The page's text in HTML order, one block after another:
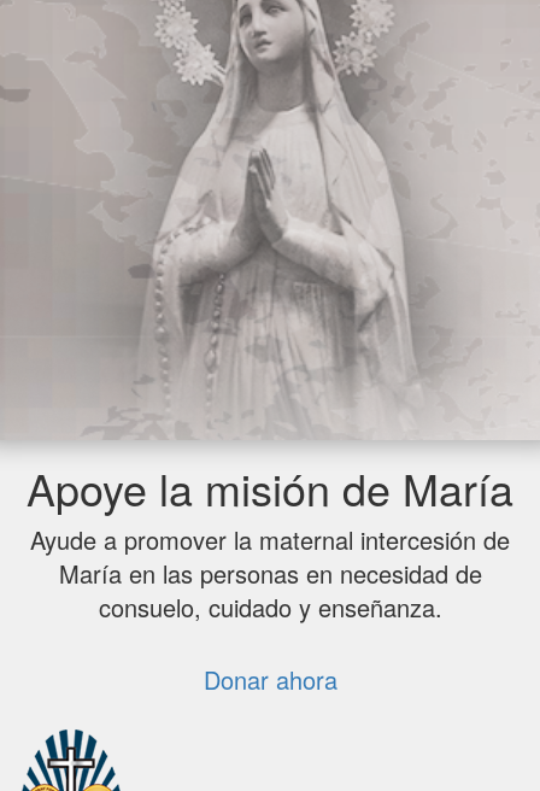
Apoye la misión de María
Ayude a promover la maternal intercesión de
María en las personas en necesidad de
consuelo, cuidado y enseñanza.
Donar ahora